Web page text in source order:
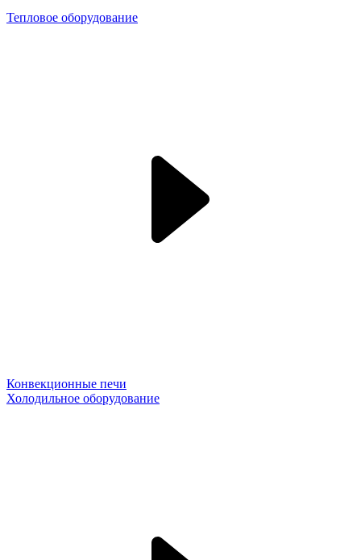
Тепловое оборудование
Конвекционные печи
Холодильное оборудование